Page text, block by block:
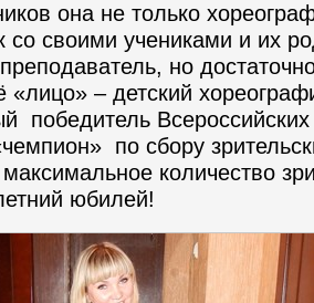
она не только
своими учениками и их
но
– детский
победитель
по сбору
количество
юбилей!